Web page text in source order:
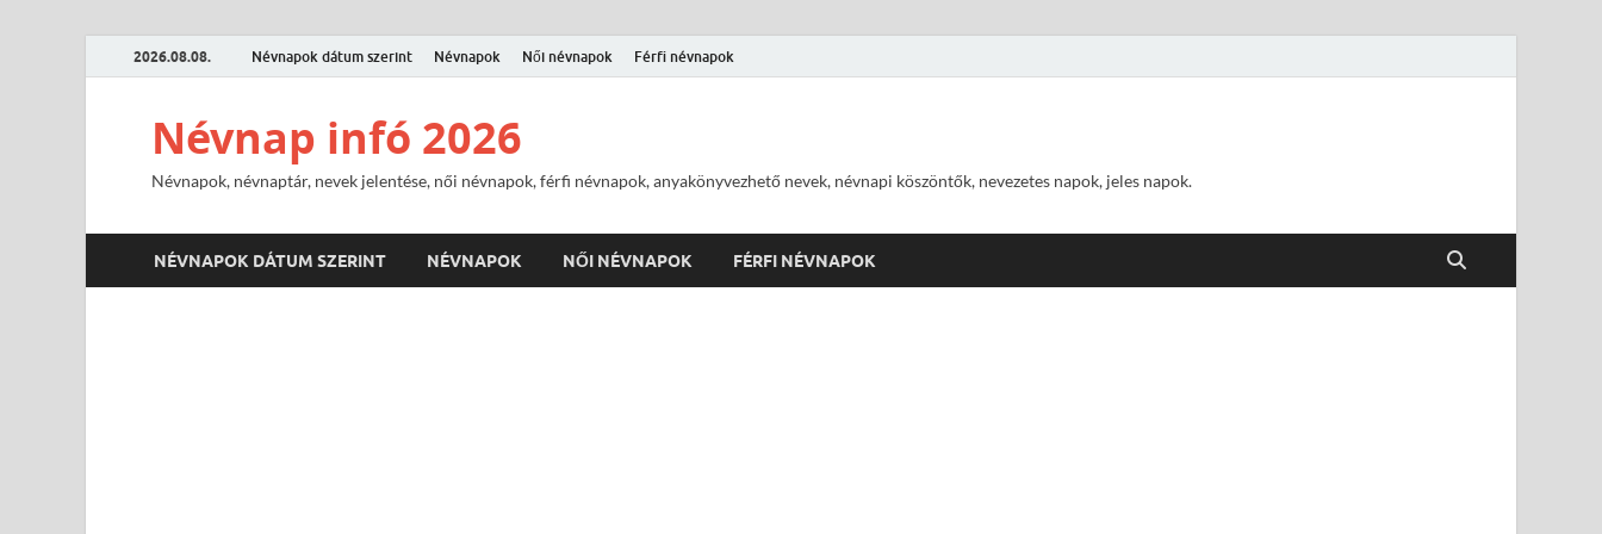
2026.08.08. Névnapok dátum szerint Névnapok Női névnapok Férfi névnapok
Névnap infó 2026
Névnapok, névnaptár, nevek jelentése, női névnapok, férfi névnapok, anyakönyvezhető nevek, névnapi köszöntők, nevezetes napok, jeles napok.
NÉVNAPOK DÁTUM SZERINT NÉVNAPOK NŐI NÉVNAPOK FÉRFI NÉVNAPOK